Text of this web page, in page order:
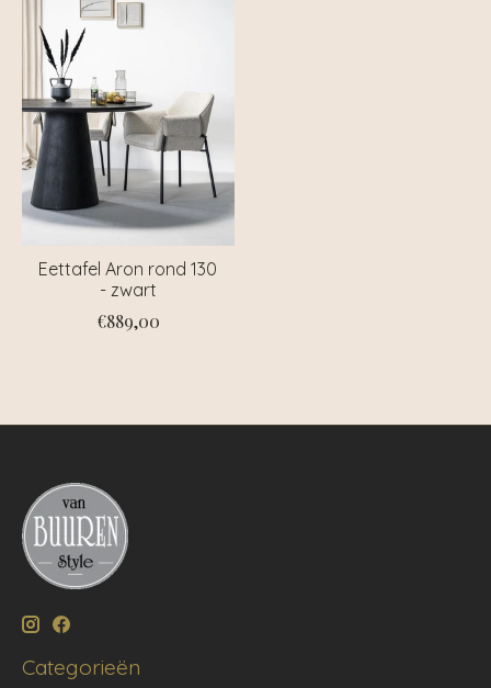
Eettafel Aron rond 130
- zwart
€889,00
Categorieën